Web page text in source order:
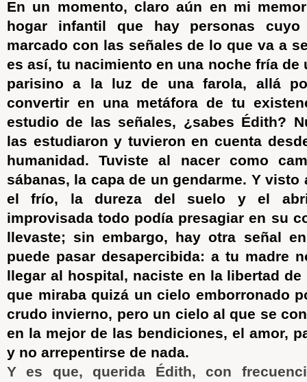
En un momento, claro aún en mi
hogar infantil que hay personas cuyo
marcado con las señales de lo que va a
es así, tu nacimiento en una noche fría de
parisino a la luz de una farola, allá
convertir en una metáfora de tu
estudio de las señales, ¿sabes Édith?
las estudiaron y tuvieron en cuenta
humanidad. Tuviste al nacer como
sábanas, la capa de un gendarme. Y visto
el frío, la dureza del suelo y el
improvisada todo podía presagiar en su
llevaste; sin embargo, hay otra señal
puede pasar desapercibida: a tu madre
llegar al hospital, naciste en la libertad
que miraba quizá un cielo emborronado
crudo invierno, pero un cielo al que se
en la mejor de las bendiciones, el amor,
y no arrepentirse de nada.
Y es que, querida Édith, con